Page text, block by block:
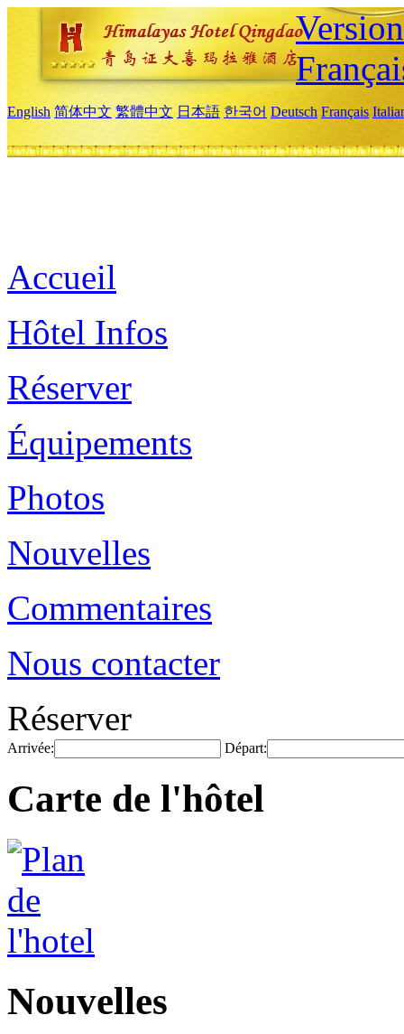
English 简体中文 繁體中文 日本語 한국어 Deutsch Français
Accueil
Hôtel Infos
Réserver
Équipements
Photos
Nouvelles
Commentaires
Nous contacter
Réserver
Arrivée: Départ:
Carte de l'hôtel
Nouvelles